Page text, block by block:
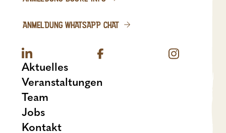
Aktuelles
Veranstaltungen
Team
Jobs
Kontakt
ANMELDUNG WHATSAPP CHAT